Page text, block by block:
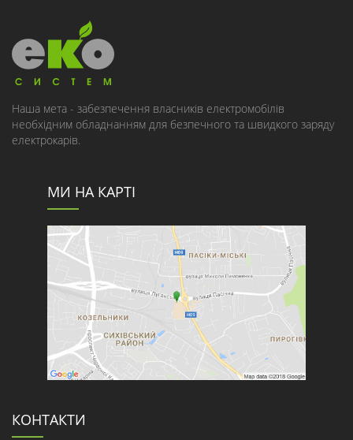
Наша мета - забезпечення власників електромобілів
необхідним обладнанням для безпечного та швидкого заряду
електрокарів.
МИ НА КАРТІ
КОНТАКТИ